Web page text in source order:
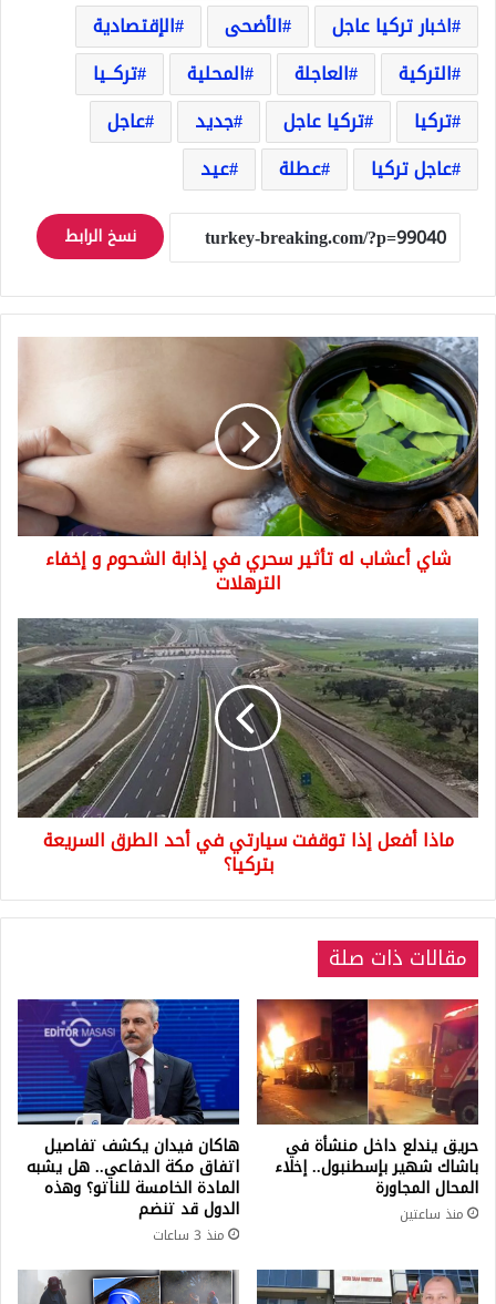
اخبار تركيا عاجل
الأضحى
الإقتصادية
التركية
العاجلة المحلية
تركــيا
تركيا
تركيا عاجل جديد
عاجل
عاجل تركيا
عطلة عيد
نسخ الرابط
شاي
أعشاب
له
تأثير
سحري
في
إذابة
الشحوم
و
إخفاءشاي أعشاب له تأثير سحري في إذابة الشحوم و إخفاء
الترهلات
ماذا
أفعل
إذا
توقفت
سيارتي
في
أحد
الطرق
السريعة
بتركيا؟ماذا أفعل إذا توقفت سيارتي في أحد الطرق السريعة
بتركيا؟
مقالات ذات صلة
حريق يندلع داخل منشأة في
باشاك شهير بإسطنبول.. إخلاء
المحال المجاورة
منذ ساعتين
هاكان فيدان يكشف تفاصيل
اتفاق مكة الدفاعي.. هل يشبه
المادة الخامسة للناتو؟ وهذه
الدول قد تنضم
منذ 3 ساعات